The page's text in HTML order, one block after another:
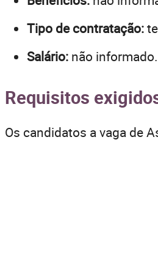
Tipo de contratação:
Salário: não informado.
Requisitos
Os candidatos a vaga de